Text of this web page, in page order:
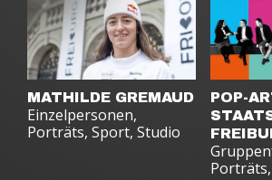
MATHILDE GREMAUD
Einzelpersonen,
Porträts, Sport, Studio
POP-
Porträts,